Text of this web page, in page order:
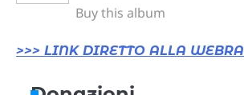
Buy this album
>>> LINK DIRETTO ALLA